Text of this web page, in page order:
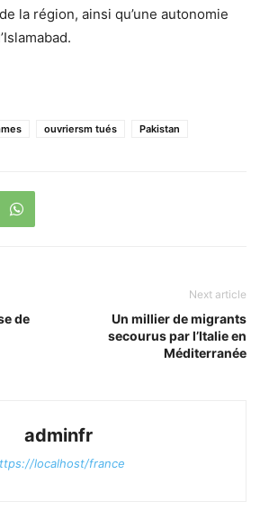
la région, ainsi qu’une autonomie
ouvriersm tués Pakistan
de
Next article
Un millier de migrants
secourus par l’Italie en
Méditerranée
adminfr
localhost/france